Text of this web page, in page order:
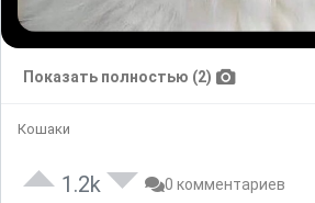
Показать полностью (2)
Кошаки
1.2k 0 комментариев